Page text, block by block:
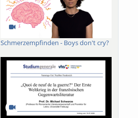
Schmerzempfinden - Boys don't cry?